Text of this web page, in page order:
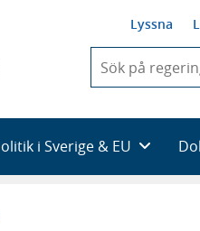
Lyssna
du
skriva
framträder
en
i Sverige & EU